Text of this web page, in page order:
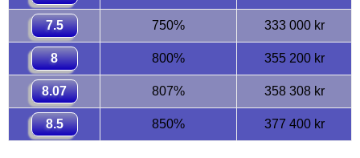
7.5 750% 333 000 kr
8 800% 355 200 kr
8.07 807% 358 308 kr
8.5 850% 377 400 kr